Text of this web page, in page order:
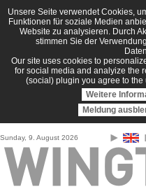
Direkt zum Inhalt
Unsere Seite verwendet Cookies,
Funktionen für soziale Medien
Website zu analysieren. Durch
stimmen Sie der
Our site uses cookies to
for social media and analyize the
(social) plugin you agree to
Weitere
Meldung
Sunday, 9. August 2026